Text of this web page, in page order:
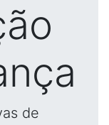
de